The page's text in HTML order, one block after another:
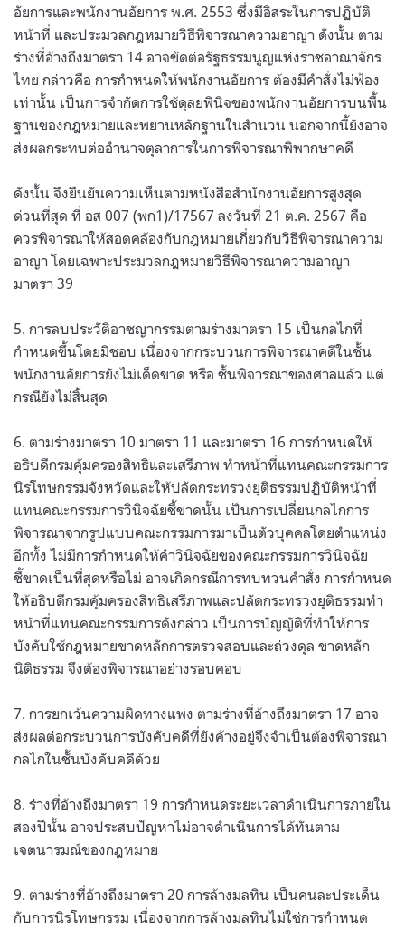
อัยการและพนักงานอัยการ พ.ศ. 2553 ซึ่งมีอิสระในการปฏิบัติ
หน้าที่ และประมวลกฎหมายวิธีพิจารณาความอาญา ดังนั้น ตาม
ร่างที่อ้างถึงมาตรา 14 อาจขัดต่อรัฐธรรมนูญแห่งราชอาณาจักร
ไทย กล่าวคือ การกำหนดให้พนักงานอัยการ ต้องมีคำสั่งไม่ฟ้อง
เท่านั้น เป็นการจำกัดการใช้ดุลยพินิจของพนักงานอัยการบนพื้น
ฐานของกฎหมายและพยานหลักฐานในสำนวน นอกจากนี้ยังอาจ
ส่งผลกระทบต่ออำนาจตุลาการในการพิจารณาพิพากษาคดี
ดังนั้น จึงยืนยันความเห็นตามหนังสือสำนักงานอัยการสูงสุด
ด่วนที่สุด ที่ อส 007 (พก1)/17567 ลงวันที่ 21 ต.ค. 2567 คือ
ควรพิจารณาให้สอดคล้องกับกฎหมายเกี่ยวกับวิธีพิจารณาความ
อาญา โดยเฉพาะประมวลกฎหมายวิธีพิจารณาความอาญา
มาตรา 39
5. การลบประวัติอาชญากรรมตามร่างมาตรา 15 เป็นกลไกที่
กำหนดขึ้นโดยมิชอบ เนื่องจากกระบวนการพิจารณาคดีในชั้น
พนักงานอัยการยังไม่เด็ดขาด หรือ ชั้นพิจารณาของศาลแล้ว แต่
กรณียังไม่สิ้นสุด
6. ตามร่างมาตรา 10 มาตรา 11 และมาตรา 16 การกำหนดให้
อธิบดีกรมคุ้มครองสิทธิและเสรีภาพ ทำหน้าที่แทนคณะกรรมการ
นิรโทษกรรมจังหวัดและให้ปลัดกระทรวงยุติธรรมปฏิบัติหน้าที่
แทนคณะกรรมการวินิจฉัยชี้ขาดนั้น เป็นการเปลี่ยนกลไกการ
พิจารณาจากรูปแบบคณะกรรมการมาเป็นตัวบุคคลโดยตำแหน่ง
อีกทั้ง ไม่มีการกำหนดให้คำวินิจฉัยของคณะกรรมการวินิจฉัย
ชี้ขาดเป็นที่สุดหรือไม่ อาจเกิดกรณีการทบทวนคำสั่ง การกำหนด
ให้อธิบดีกรมคุ้มครองสิทธิเสรีภาพและปลัดกระทรวงยุติธรรมทำ
หน้าที่แทนคณะกรรมการดังกล่าว เป็นการบัญญัติที่ทำให้การ
บังคับใช้กฎหมายขาดหลักการตรวจสอบและถ่วงดุล ขาดหลัก
นิติธรรม จึงต้องพิจารณาอย่างรอบคอบ
7. การยกเว้นความผิดทางแพ่ง ตามร่างที่อ้างถึงมาตรา 17 อาจ
ส่งผลต่อกระบวนการบังคับคดีที่ยังค้างอยู่จึงจำเป็นต้องพิจารณา
กลไกในชั้นบังคับคดีด้วย
8. ร่างที่อ้างถึงมาตรา 19 การกำหนดระยะเวลาดำเนินการภายใน
สองปีนั้น อาจประสบปัญหาไม่อาจดำเนินการได้ทันตาม
เจตนารมณ์ของกฎหมาย
9. ตามร่างที่อ้างถึงมาตรา 20 การล้างมลทิน เป็นคนละประเด็น
กับการนิรโทษกรรม เนื่องจากการล้างมลทินไม่ใช่การกําหนด